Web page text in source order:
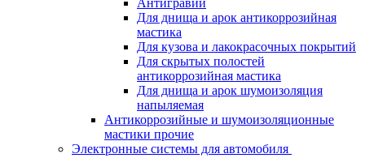
Антигравий
Для днища и арок антикоррозийная
мастика
Для кузова и лакокрасочных покрытий
Для скрытых полостей
антикоррозийная мастика
Для днища и арок шумоизоляция
напыляемая
Антикоррозийные и шумоизоляционные
мастики прочие
Электронные системы для автомобиля